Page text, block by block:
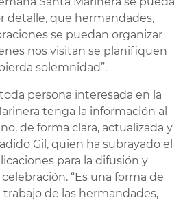
detalle, que hermandades,
se puedan organizar
nos visitan se planifiquen
solemnidad”.
persona interesada en la
tenga la información al
de forma clara, actualizada y
Gil, quien ha subrayado el
para la difusión y
“Es una forma de
de las hermandades,